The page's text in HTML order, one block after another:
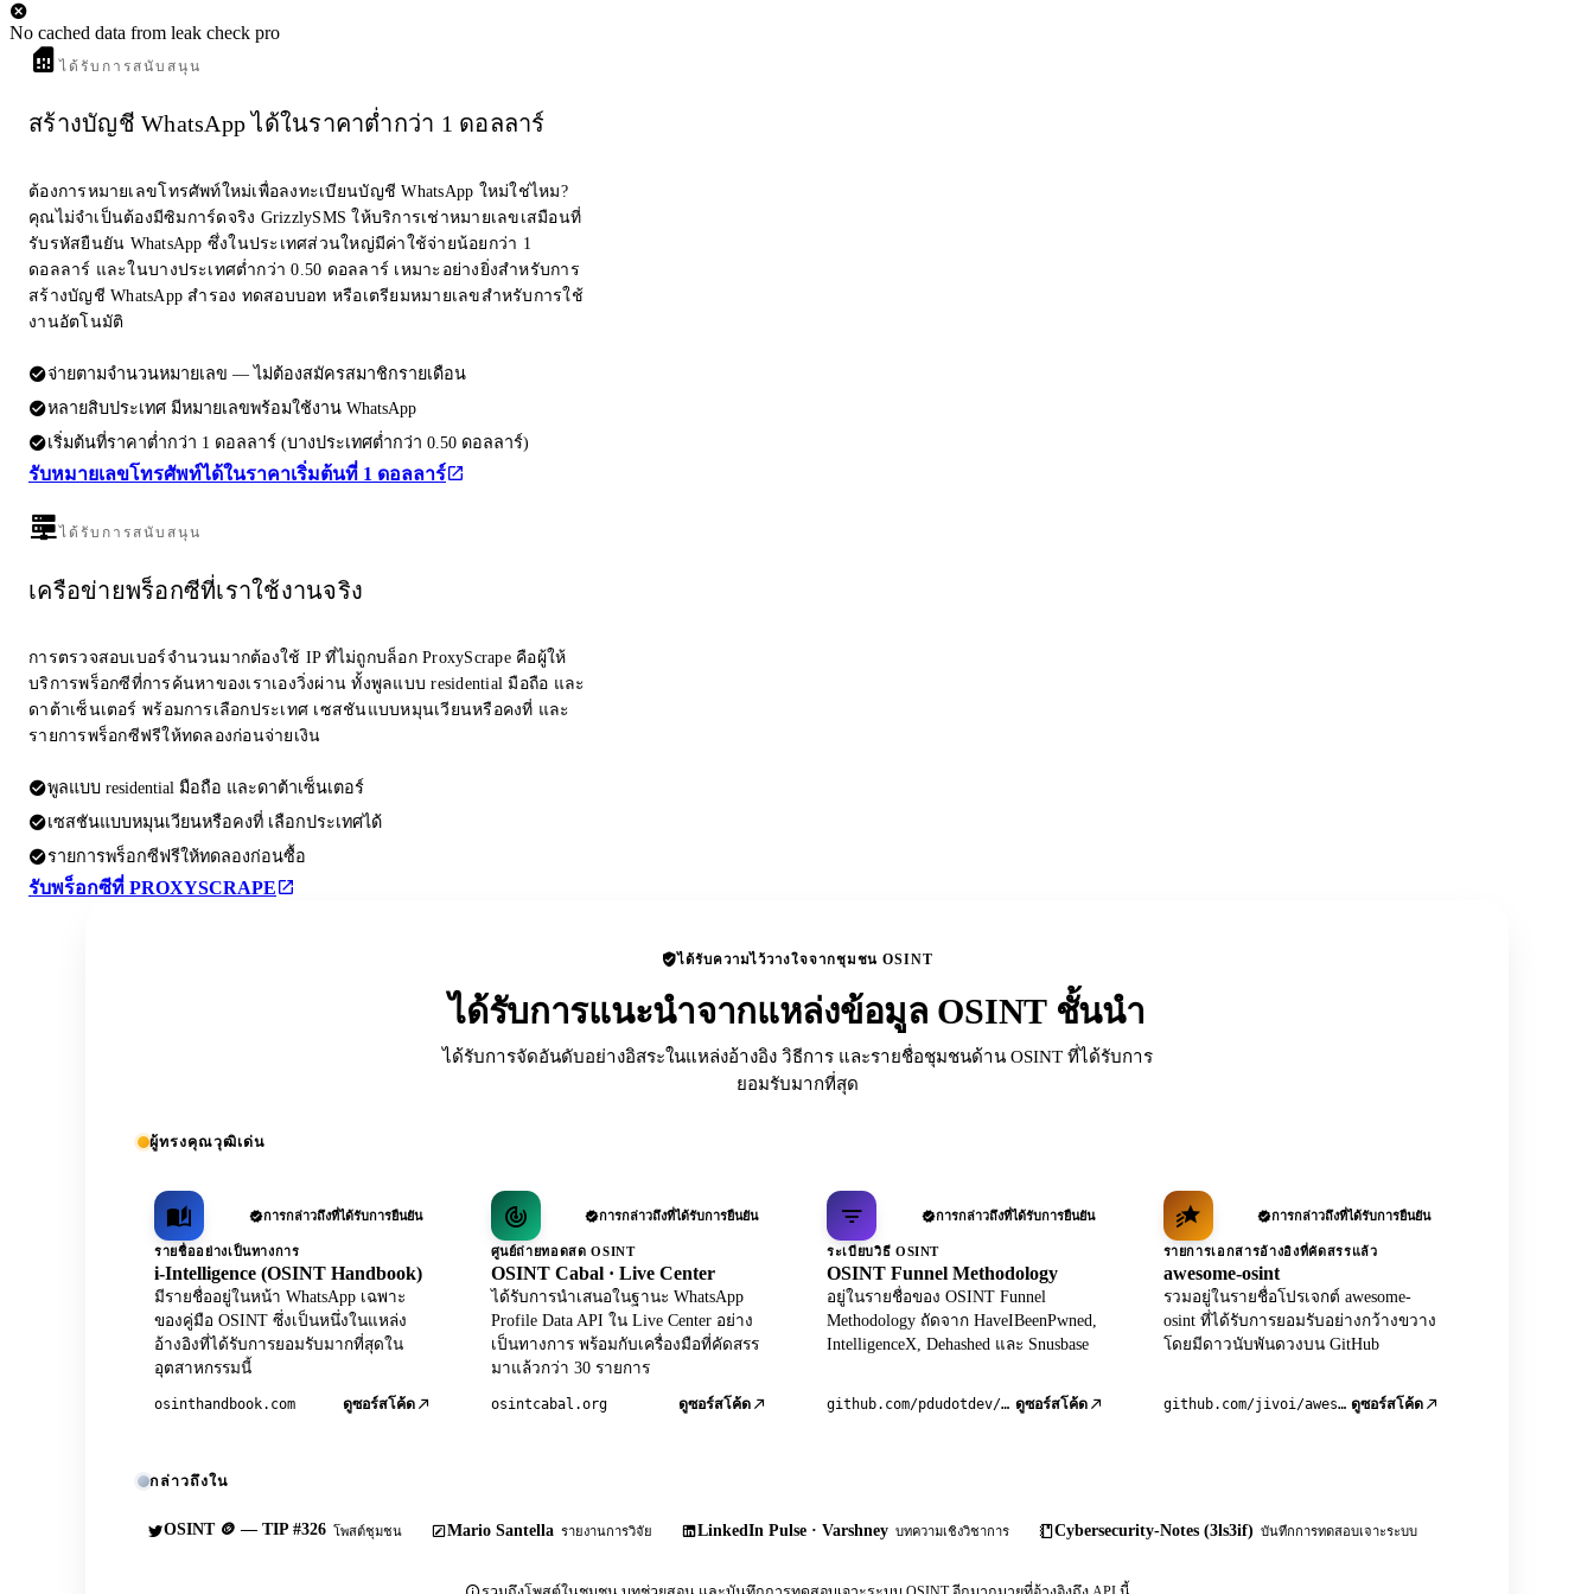
No cached data from leak check pro
ได้รับการสนับสนุน
สร้างบัญชี WhatsApp ได้ในราคาต่ำกว่า 1 ดอลลาร์
ต้องการหมายเลขโทรศัพท์ใหม่เพื่อลงทะเบียนบัญชี WhatsApp ใหม่ใช่ไหม?
คุณไม่จำเป็นต้องมีซิมการ์ดจริง GrizzlySMS ให้บริการเช่าหมายเลขเสมือนที่
รับรหัสยืนยัน WhatsApp ซึ่งในประเทศส่วนใหญ่มีค่าใช้จ่ายน้อยกว่า 1
ดอลลาร์ และในบางประเทศต่ำกว่า 0.50 ดอลลาร์ เหมาะอย่างยิ่งสำหรับการ
สร้างบัญชี WhatsApp สำรอง ทดสอบบอท หรือเตรียมหมายเลขสำหรับการใช้
งานอัตโนมัติ
จ่ายตามจำนวนหมายเลข — ไม่ต้องสมัครสมาชิกรายเดือน
หลายสิบประเทศ มีหมายเลขพร้อมใช้งาน WhatsApp
เริ่มต้นที่ราคาต่ำกว่า 1 ดอลลาร์ (บางประเทศต่ำกว่า 0.50 ดอลลาร์)
รับหมายเลขโทรศัพท์ได้ในราคาเริ่มต้นที่ 1 ดอลลาร์
ได้รับการสนับสนุน
เครือข่ายพร็อกซีที่เราใช้งานจริง
การตรวจสอบเบอร์จำนวนมากต้องใช้ IP ที่ไม่ถูกบล็อก ProxyScrape คือผู้ให้
บริการพร็อกซีที่การค้นหาของเราเองวิ่งผ่าน ทั้งพูลแบบ residential มือถือ และ
ดาต้าเซ็นเตอร์ พร้อมการเลือกประเทศ เซสชันแบบหมุนเวียนหรือคงที่ และ
รายการพร็อกซีฟรีให้ทดลองก่อนจ่ายเงิน
พูลแบบ residential มือถือ และดาต้าเซ็นเตอร์
เซสชันแบบหมุนเวียนหรือคงที่ เลือกประเทศได้
รายการพร็อกซีฟรีให้ทดลองก่อนซื้อ
รับพร็อกซีที่ PROXYSCRAPE
ได้รับความไว้วางใจจากชุมชน OSINT
ได้รับการแนะนำจากแหล่งข้อมูล OSINT ชั้นนำ
ได้รับการจัดอันดับอย่างอิสระในแหล่งอ้างอิง วิธีการ และรายชื่อชุมชนด้าน OSINT ที่ได้รับการ
ยอมรับมากที่สุด
ผู้ทรงคุณวุฒิเด่น
การกล่าวถึงที่ได้รับการยืนยัน
รายชื่ออย่างเป็นทางการ
i-Intelligence (OSINT Handbook)
มีรายชื่ออยู่ในหน้า WhatsApp เฉพาะ
ของคู่มือ OSINT ซึ่งเป็นหนึ่งในแหล่ง
อ้างอิงที่ได้รับการยอมรับมากที่สุดใน
อุตสาหกรรมนี้
osinthandbook.com ดูซอร์สโค้ด
การกล่าวถึงที่ได้รับการยืนยัน
ศูนย์ถ่ายทอดสด OSINT
OSINT Cabal · Live Center
ได้รับการนำเสนอในฐานะ WhatsApp
Profile Data API ใน Live Center อย่าง
เป็นทางการ พร้อมกับเครื่องมือที่คัดสรร
มาแล้วกว่า 30 รายการ
osintcabal.org ดูซอร์สโค้ด
การกล่าวถึงที่ได้รับการยืนยัน
ระเบียบวิธี OSINT
OSINT Funnel Methodology
อยู่ในรายชื่อของ OSINT Funnel
Methodology ถัดจาก HaveIBeenPwned,
IntelligenceX, Dehashed และ Snusbase
github.com/pdudotdev/ofm ดูซอร์สโค้ด
การกล่าวถึงที่ได้รับการยืนยัน
รายการเอกสารอ้างอิงที่คัดสรรแล้ว
awesome-osint
รวมอยู่ในรายชื่อโปรเจกต์ awesome-
osint ที่ได้รับการยอมรับอย่างกว้างขวาง
โดยมีดาวนับพันดวงบน GitHub
github.com/jivoi/awesome-osint ดูซอร์สโค้ด
กล่าวถึงใน
OSINT 🪙 — TIP #326 โพสต์ชุมชน Mario Santella รายงานการวิจัย LinkedIn Pulse · Varshney บทความเชิงวิชาการ Cybersecurity-Notes (3ls3if) บันทึกการทดสอบเจาะระบบ